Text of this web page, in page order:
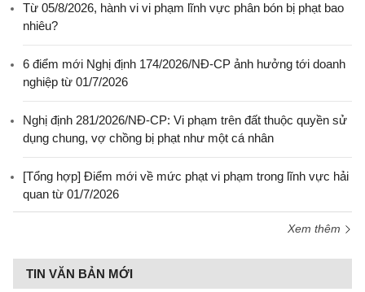
Từ 05/8/2026, hành vi vi phạm lĩnh vực phân bón bị phạt bao
nhiêu?
6 điểm mới Nghị định 174/2026/NĐ-CP ảnh hưởng tới doanh
nghiệp từ 01/7/2026
Nghị định 281/2026/NĐ-CP: Vi phạm trên đất thuộc quyền sử
dụng chung, vợ chồng bị phạt như một cá nhân
[Tổng hợp] Điểm mới về mức phạt vi phạm trong lĩnh vực hải
quan từ 01/7/2026
Xem thêm
TIN VĂN BẢN MỚI